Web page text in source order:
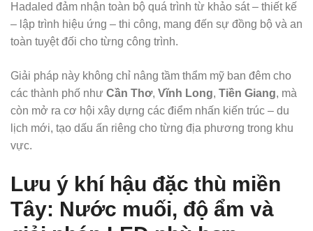
Hadaled đảm nhận toàn bộ quá trình từ khảo sát – thiết kế
– lập trình hiệu ứng – thi công, mang đến sự đồng bộ và an
toàn tuyệt đối cho từng công trình.
Giải pháp này không chỉ nâng tầm thẩm mỹ ban đêm cho
các thành phố như Cần Thơ, Vĩnh Long, Tiền Giang, mà
còn mở ra cơ hội xây dựng các điểm nhấn kiến trúc – du
lịch mới, tạo dấu ấn riêng cho từng địa phương trong khu
vực.
Lưu ý khí hậu đặc thù miền
Tây: Nước muối, độ ẩm và